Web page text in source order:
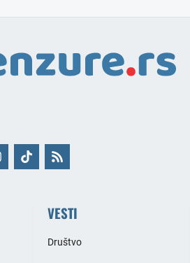
VESTI
Društvo